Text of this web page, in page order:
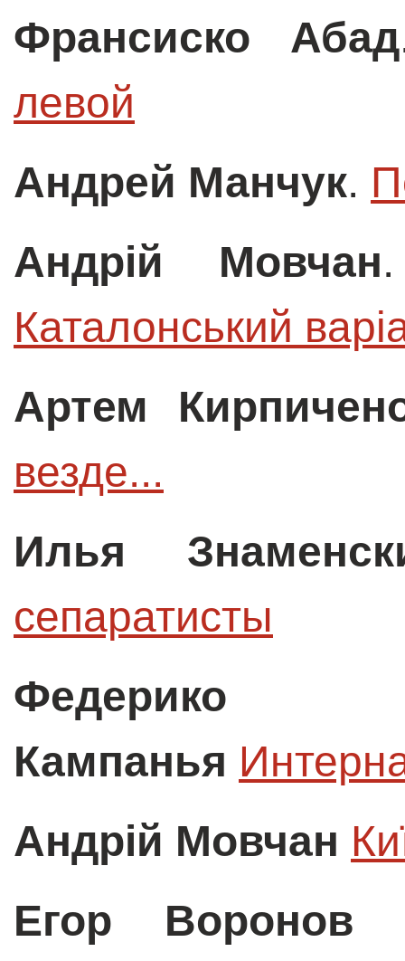
Франсиско Абад
левой
Андрей Манчук.
Андрій Мовчан
Каталонський
Артем
везде...
Илья
сепаратисты
Федерико
Кампанья
Андрій Мовчан
Егор Воронов